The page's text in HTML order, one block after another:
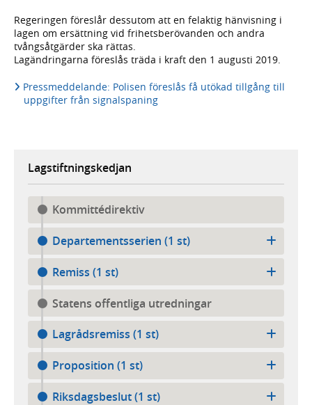
Regeringen föreslår dessutom att en felaktig hänvisning i
lagen om ersättning vid frihetsberövanden och andra
tvångsåtgärder ska rättas.
Lagändringarna föreslås träda i kraft den 1 augusti 2019.
Pressmeddelande: Polisen föreslås få utökad tillgång till
uppgifter från signalspaning
Lagstiftningskedjan
Kommittédirektiv
Departementsserien (1 st)
Remiss (1 st)
Statens offentliga utredningar
Lagrådsremiss (1 st)
Proposition (1 st)
Riksdagsbeslut (1 st)